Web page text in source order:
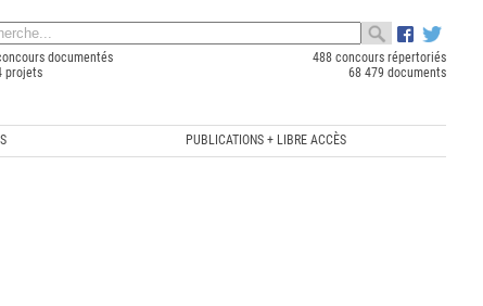
documentés
488 concours répertoriés
projets
68 479 documents
PUBLICATIONS + LIBRE ACCÈS